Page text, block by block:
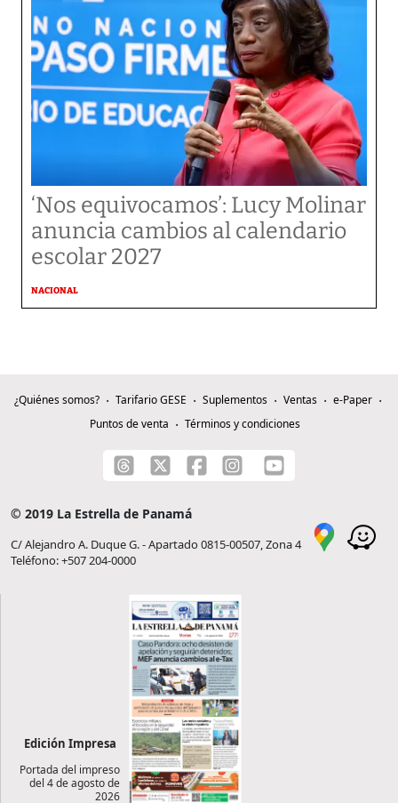
‘Nos equivocamos’: Lucy Molinar
anuncia cambios al calendario
escolar 2027
NACIONAL
¿Quiénes somos? Tarifario GESE Suplementos Ventas
e-Paper
Puntos de venta
Términos y condiciones
© 2019 La Estrella de Panamá
C/ Alejandro A. Duque G. - Apartado 0815-00507, Zona 4
Teléfono: +507 204-0000
Edición Impresa
Portada del impreso
del 4 de agosto de
2026